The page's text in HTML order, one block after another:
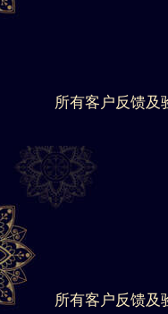
所有客户反馈及
所有客户反馈及